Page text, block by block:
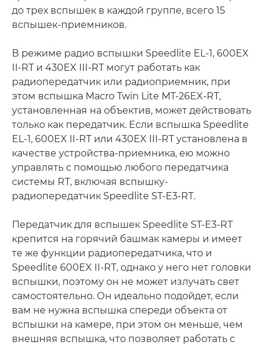
до трех вспышек в каждой группе, всего 15
вспышек-приемников.
В режиме радио вспышки Speedlite EL-1, 600EX
II-RT и 430EX III-RT могут работать как
радиопередатчик или радиоприемник, при
этом вспышка Macro Twin Lite MT-26EX-RT,
установленная на объектив, может действовать
только как передатчик. Если вспышка Speedlite
EL-1, 600EX II-RT или 430EX III-RT установлена в
качестве устройства-приемника, ею можно
управлять с помощью любого передатчика
системы RT, включая вспышку-
радиопередатчик Speedlite ST-E3-RT.
Передатчик для вспышек Speedlite ST-E3-RT
крепится на горячий башмак камеры и имеет
те же функции радиопередатчика, что и
Speedlite 600EX II-RT, однако у него нет головки
вспышки, поэтому он не может излучать свет
самостоятельно. Он идеально подойдет, если
вам не нужна вспышка спереди объекта от
вспышки на камере, при этом он меньше, чем
внешняя вспышка, что позволяет работать с